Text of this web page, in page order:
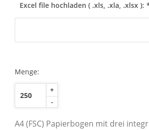
Excel file hochladen ( .xls, .xla, .xlsx ):
Menge:
+
-
A4 (FSC) Papierbogen mit drei